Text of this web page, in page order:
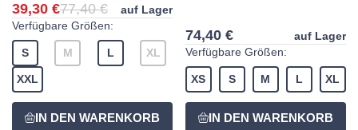
39,30 €77,40 €
auf Lager
Verfügbare Größen:
S M L XL
XXL
74,40 €
auf Lager
Verfügbare Größen:
XS S M L XL